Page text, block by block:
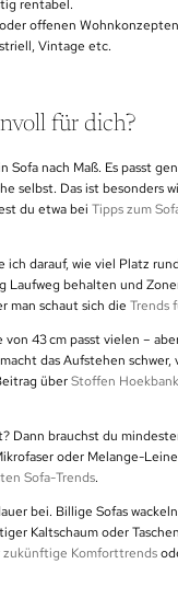
rentabel.
offenen
Vintage etc.
für dich?
Sofa nach Maß. Es passt
selbst. Das ist besonders
du etwa bei Tipps zum
darauf, wie viel Platz
behalten und
man schaut sich die Trends
43 cm passt vielen –
das Aufstehen schwer,
überStoffen
brauchst du
oder Melange-
Sofa-Trends.
bei. Billige Sofas
Kaltschaum oder
zukünftige Komforttrends